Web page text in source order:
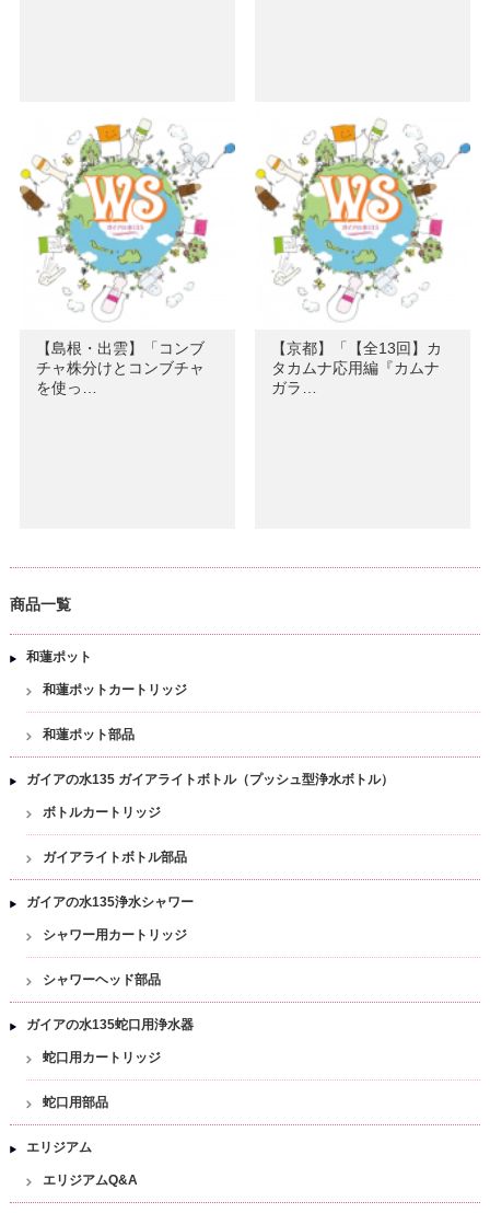
【島根・出雲】「コンブ
チャ株分けとコンブチャ
を使っ…
【京都】「【全13回】カ
タカムナ応用編『カムナ
ガラ…
商品一覧
和蓮ポット
和蓮ポットカートリッジ
和蓮ポット部品
ガイアの水135 ガイアライトボトル（プッシュ型浄水ボトル）
ボトルカートリッジ
ガイアライトボトル部品
ガイアの水135浄水シャワー
シャワー用カートリッジ
シャワーヘッド部品
ガイアの水135蛇口用浄水器
蛇口用カートリッジ
蛇口用部品
エリジアム
エリジアムQ&A